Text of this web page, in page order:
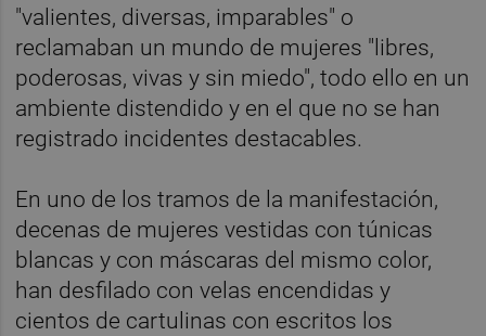
"valientes, diversas, imparables" o
reclamaban un mundo de mujeres "libres,
poderosas, vivas y sin miedo", todo ello en un
ambiente distendido y en el que no se han
registrado incidentes destacables.
En uno de los tramos de la manifestación,
decenas de mujeres vestidas con túnicas
blancas y con máscaras del mismo color,
han desfilado con velas encendidas y
cientos de cartulinas con escritos los